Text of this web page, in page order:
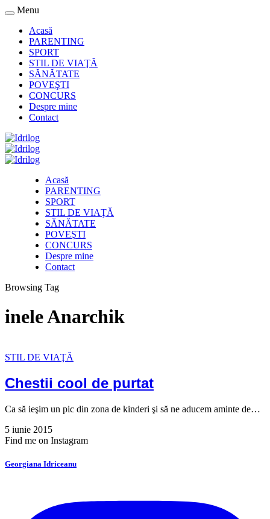
Menu
Acasă
PARENTING
SPORT
STIL DE VIAŢĂ
SĂNĂTATE
POVEŞTI
CONCURS
Despre mine
Contact
Acasă
PARENTING
SPORT
STIL DE VIAŢĂ
SĂNĂTATE
POVEŞTI
CONCURS
Despre mine
Contact
Browsing Tag
inele Anarchik
STIL DE VIAŢĂ
Chestii cool de purtat
Ca să ieşim un pic din zona de kinderi şi să ne aducem aminte de…
5 iunie 2015
Find me on Instagram
Georgiana Idriceanu